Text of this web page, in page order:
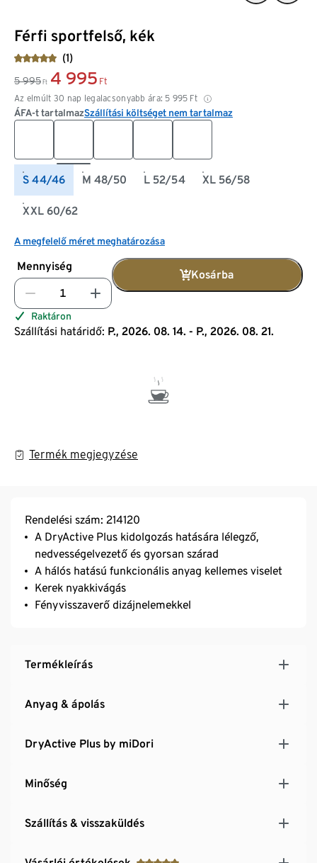
Férfi sportfelső, kék
(1)
5 995 Ft 4 995 Ft
Az elmúlt 30 nap legalacsonyabb ára: 5 995 Ft
ÁFA-t tartalmazSzállítási költséget nem tartalmaz
S 44/46 M 48/50 L 52/54 XL 56/58
XXL 60/62
A megfelelő méret meghatározása
Mennyiség
Kosárba
Raktáron
Szállítási határidő: P., 2026. 08. 14. - P., 2026. 08. 21.
Termék megjegyzése
Rendelési szám: 214120
A DryActive Plus kidolgozás hatására lélegző,
nedvességelvezető és gyorsan szárad
A hálós hatású funkcionális anyag kellemes viselet
Kerek nyakkivágás
Fényvisszaverő dizájnelemekkel
Termékleírás
Anyag & ápolás
DryActive Plus by miDori
Minőség
Szállítás & visszaküldés